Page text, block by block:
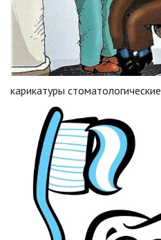
карикатуры стоматологические